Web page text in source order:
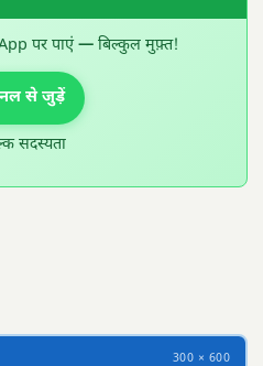
पर पाएं — बिल्कुल मुफ़्त!
से जुड़ें
सदस्यता
300 × 600